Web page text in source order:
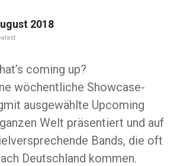
2018
coming up?
wöchentliche Showcase-
ausgewählte Upcoming
Welt präsentiert und auf
Bands, die oft
Deutschland kommen.